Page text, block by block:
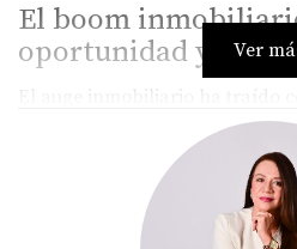
El boom
oportunidad y
de proyectos en planos,
residenciales y comerciales.
oportunidad para quienes
Ver